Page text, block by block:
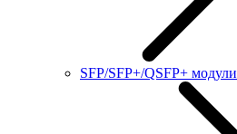
SFP/SFP+/QSFP+ модули